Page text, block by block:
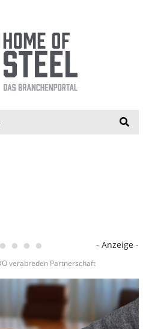
- Anzeige -
verabreden Partnerschaft